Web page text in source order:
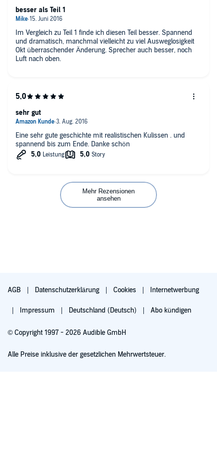
Im Vergleich zu Teil 1 finde ich diesen Teil besser. Spannend
und dramatisch, manchmal vielleicht zu viel Ausweglosigkeit
Okt überraschender Änderung. Sprecher auch besser, noch
Luft nach oben.
besser als Teil 1
Eine sehr gute geschichte mit realistischen Kulissen . und
spannend bis zum Ende. Danke schön
sehr gut
Mehr Rezensionen
ansehen
AGB Datenschutzerklärung Cookies Internetwerbung
Impressum Deutschland (Deutsch) Abo kündigen
© Copyright 1997 - 2026 Audible GmbH
Alle Preise inklusive der gesetzlichen Mehrwertsteuer.